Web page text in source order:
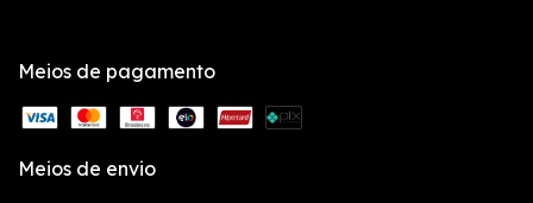
Meios de pagamento
Meios de envio